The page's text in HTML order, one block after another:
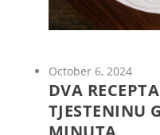
October 6, 2024
DVA
TJESTENINU